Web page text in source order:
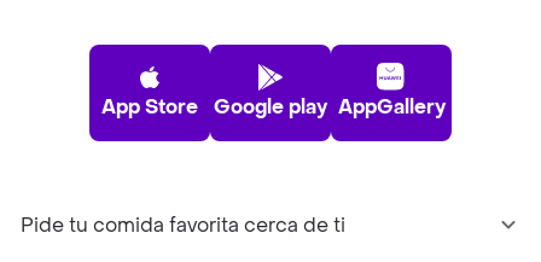
App Store Google play AppGallery
Pide tu comida favorita cerca de ti